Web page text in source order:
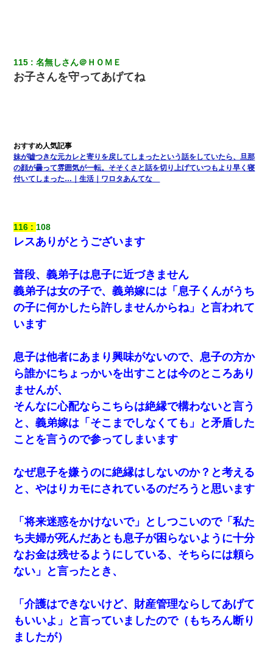
嫁に不倫されたから嫁と不倫相手に1000万の慰謝料請求した
せない
【戦争】不妊の俺嫁に弟嫁が2日間4歳児を託児 俺嫁はそこまで気
にしてなかったが、あまりにも子供が俺嫁に懐くので最後らへん
私「結婚やめるわ」 婚約者「え？なんでなんで？」 → 放置した
結果…｜生活｜ワロタあんてな
って言ったら・・・
彼女との行為を録画した結果→衝撃の事実が判明したｗｗｗｗｗ
ｗ
し…)うちの子ではないので迎えに行きません」→息子を名乗って
た人物の正体が判明するも・・・
居酒屋にて。兄の紹介者「お酒飲みなって」私「未成年なので無
理です！」酷すぎるワードの連発で、耐えきれず店員に5千円を渡
し「お勘定です。逃がして下さい」その後、録音内容を父に聞か
せたら...
元旦那から復縁要請。息子「最新型のiPhoneも買えない貧乏は嫌
だ、再婚して」私「なら父親と暮らせ」息子「やった＾＾」私
旦那の元カノをSNSで探して写真を保存して顔面評価スレで写真
を晒してた。ほとんどがブスという評価の中で二人ほど意外に好
評価で苦々しく思った
走り回っていて…
姉旦那の友達「ほんとのパパだよ～」私のお腹を触ってほざく。
→思わず手を叩いて振り払ったら…
115 名無しさん＠ＨＯＭＥ
お子さんを守ってあげてね
妹が嘘つきな元カレと寄りを戻してしまったという話をしていたら、旦那
の顔が曇って雰囲気が一転。そそくさと話を切り上げていつもより早く寝
付いてしまった…｜生活｜ワロタあんてな
116 108
レスありがとうございます
普段、義弟子は息子に近づきません
義弟子は女の子で、義弟嫁には「息子くんがうち
の子に何かしたら許しませんからね」と言われて
います
息子は他者にあまり興味がないので、息子の方か
ら誰かにちょっかいを出すことは今のところあり
ませんが、
そんなに心配ならこちらは絶縁で構わないと言う
と、義弟嫁は「そこまでしなくても」と矛盾した
ことを言うので参ってしまいます
なぜ息子を嫌うのに絶縁はしないのか？と考える
と、やはりカモにされているのだろうと思います
「将来迷惑をかけないで」としつこいので「私た
ち夫婦が死んだあとも息子が困らないように十分
なお金は残せるようにしている、そちらには頼ら
ない」と言ったとき、
「介護はできないけど、財産管理ならしてあげて
もいいよ」と言っていましたので（もちろん断り
ましたが）